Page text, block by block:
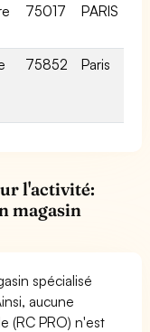
75017 PARIS
75852 Paris
l'activité:
magasin
spécialisé
aucune
(RC PRO) n'est